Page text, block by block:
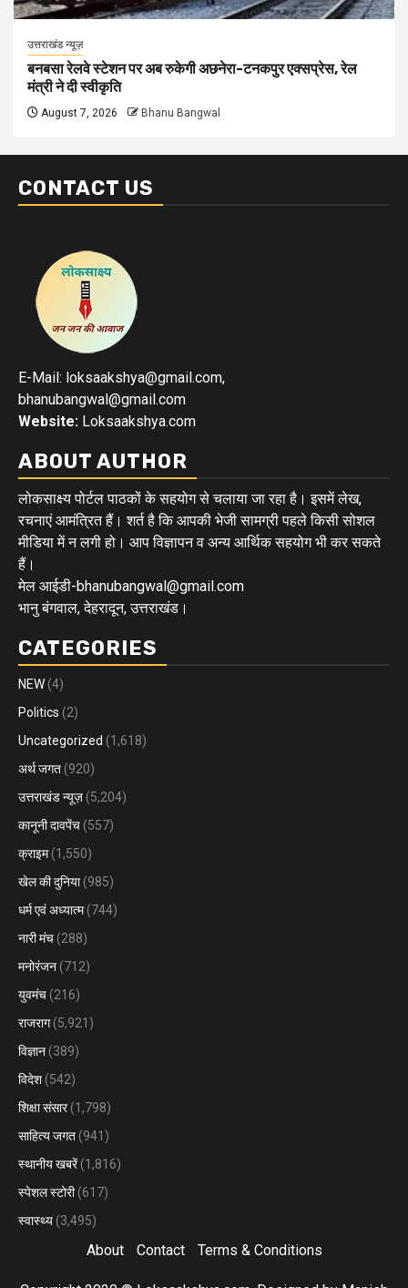
उत्तराखंड न्यूज़
बनबसा रेलवे स्टेशन पर अब रुकेगी अछनेरा-टनकपुर एक्सप्रेस, रेल
मंत्री ने दी स्वीकृति
August 7, 2026 Bhanu Bangwal
CONTACT US
E-Mail: loksaakshya@gmail.com,
bhanubangwal@gmail.com
Website: Loksaakshya.com
ABOUT AUTHOR
लोकसाक्ष्य पोर्टल पाठकों के सहयोग से चलाया जा रहा है। इसमें लेख,
रचनाएं आमंत्रित हैं। शर्त है कि आपकी भेजी सामग्री पहले किसी सोशल
मीडिया में न लगी हो। आप विज्ञापन व अन्य आर्थिक सहयोग भी कर सकते
हैं।
मेल आईडी-bhanubangwal@gmail.com
भानु बंगवाल, देहरादून, उत्तराखंड।
CATEGORIES
NEW (4)
Politics (2)
Uncategorized (1,618)
अर्थ जगत (920)
उत्तराखंड न्यूज़ (5,204)
कानूनी दावपेंच (557)
क्राइम(1,550)
खेल की दुनिया(985)
धर्म एवं अध्यात्म(744)
नारी मंच (288)
मनोरंजन (712)
युवमंच (216)
राजराग(5,921)
विज्ञान (389)
विदेश (542)
शिक्षा संसार(1,798)
साहित्य जगत (941)
स्थानीय खबरें(1,816)
स्पेशल स्टोरी(617)
स्वास्थ्य (3,495)
About Contact Terms & Conditions